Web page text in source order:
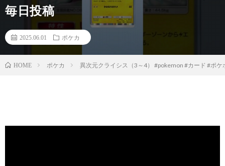
毎日投稿
2025.06.01 ポケカ
HOME ポケカ 異次元クライシス（3～4） #pokemon #カード #ポ